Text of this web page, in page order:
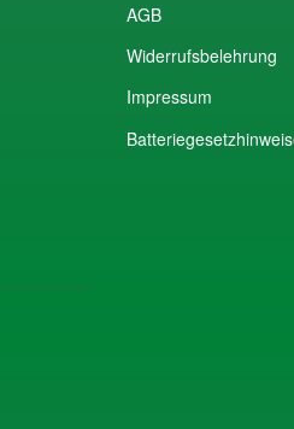
AGB
Widerrufsbelehrung
Impressum